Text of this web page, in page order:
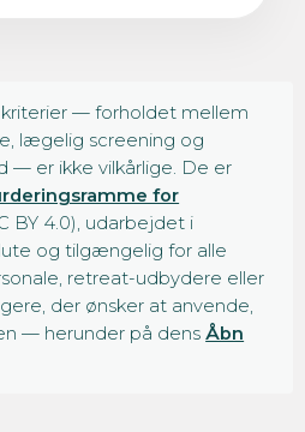
— forholdet mellem
lægelig screening og
— er ikke vilkårlige. De er
for
BY 4.0), udarbejdet i
og tilgængelig for alle
retreat-udbydere eller
der ønsker at anvende,
— herunder på densÅbn